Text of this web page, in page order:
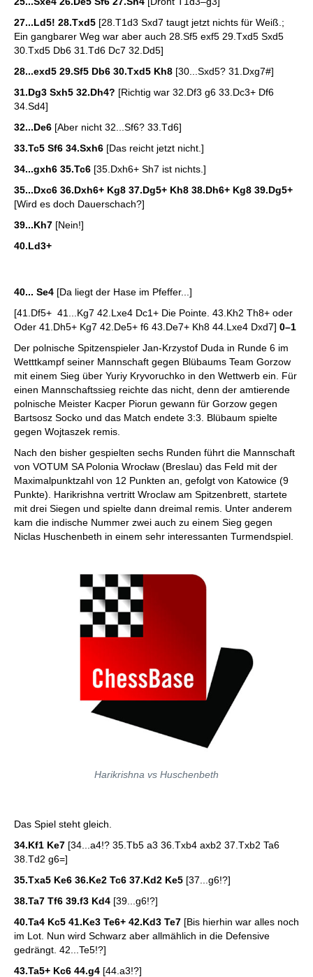
27...Ld5! 28.Txd5 [28.T1d3 Sxd7 taugt jetzt nichts für Weiß.;
Ein gangbarer Weg war aber auch 28.Sf5 exf5 29.Txd5 Sxd5
30.Txd5 Db6 31.Td6 Dc7 32.Dd5]
28...exd5 29.Sf5 Db6 30.Txd5 Kh8 [30...Sxd5? 31.Dxg7#]
31.Dg3 Sxh5 32.Dh4? [Richtig war 32.Df3 g6 33.Dc3+ Df6
34.Sd4]
32...De6 [Aber nicht 32...Sf6? 33.Td6]
33.Tc5 Sf6 34.Sxh6 [Das reicht jetzt nicht.]
34...gxh6 35.Tc6 [35.Dxh6+ Sh7 ist nichts.]
35...Dxc6 36.Dxh6+ Kg8 37.Dg5+ Kh8 38.Dh6+ Kg8 39.Dg5+
[Wird es doch Dauerschach?]
39...Kh7 [Nein!]
40.Ld3+
40... Se4 [Da liegt der Hase im Pfeffer...]
[41.Df5+ 41...Kg7 42.Lxe4 Dc1+ Die Pointe. 43.Kh2 Th8+ oder
Oder 41.Dh5+ Kg7 42.De5+ f6 43.De7+ Kh8 44.Lxe4 Dxd7] 0–1
Der polnische Spitzenspieler Jan-Krzystof Duda in Runde 6 im
Wetttkampf seiner Mannschaft gegen Blübaums Team Gorzow
mit einem Sieg über Yuriy Kryvoruchko in den Wettwerb ein. Für
einen Mannschaftssieg reichte das nicht, denn der amtierende
polnische Meister Kacper Piorun gewann für Gorzow gegen
Bartsosz Socko und das Match endete 3:3. Blübaum spielte
gegen Wojtaszek remis.
Nach den bisher gespielten sechs Runden führt die Mannschaft
von VOTUM SA Polonia Wrocław (Breslau) das Feld mit der
Maximalpunktzahl von 12 Punkten an, gefolgt von Katowice (9
Punkte). Harikrishna vertritt Wroclaw am Spitzenbrett, startete
mit drei Siegen und spielte dann dreimal remis. Unter anderem
kam die indische Nummer zwei auch zu einem Sieg gegen
Niclas Huschenbeth in einem sehr interessanten Turmendspiel.
Harikrishna vs Huschenbeth
Das Spiel steht gleich.
34.Kf1 Ke7 [34...a4!? 35.Tb5 a3 36.Txb4 axb2 37.Txb2 Ta6
38.Td2 g6=]
35.Txa5 Ke6 36.Ke2 Tc6 37.Kd2 Ke5 [37...g6!?]
38.Ta7 Tf6 39.f3 Kd4 [39...g6!?]
40.Ta4 Kc5 41.Ke3 Te6+ 42.Kd3 Te7 [Bis hierhin war alles noch
im Lot. Nun wird Schwarz aber allmählich in die Defensive
gedrängt. 42...Te5!?]
43.Ta5+ Kc6 44.g4 [44.a3!?]